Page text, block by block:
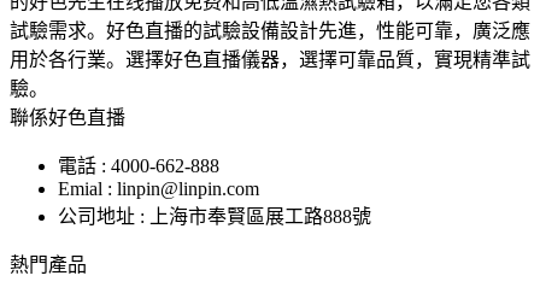
試驗需求。好色直播的試驗設備設計先進，性能可靠，廣泛應
用於各行業。選擇好色直播儀器，選擇可靠品質，實現精準試
驗。
聯係好色直播
電話 : 4000-662-888
Emial : linpin@linpin.com
公司地址 : 上海市奉賢區展工路888號
熱門產品